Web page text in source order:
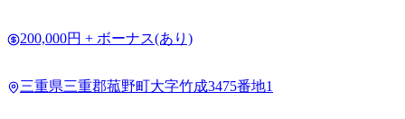
200,000円 + ボーナス(あり)
三重県三重郡菰野町大字竹成3475番地1